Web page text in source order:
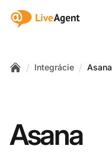
:site.title
/ Integrácie / Asana
Asana